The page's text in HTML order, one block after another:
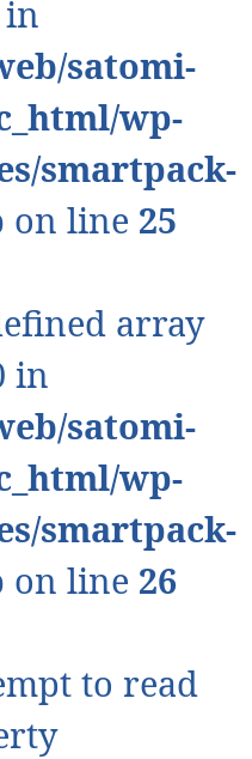
satomi-
wp-
smartpack-
on line 25
array
in
satomi-
wp-
smartpack-
on line 26
to read